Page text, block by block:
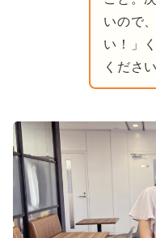
いので
い！」
ください